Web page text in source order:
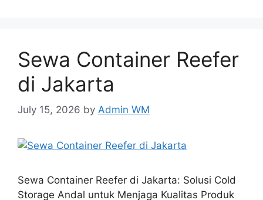
Sewa Container Reefer
di Jakarta
July 15, 2026 by Admin WM
Sewa Container Reefer di Jakarta: Solusi Cold
Storage Andal untuk Menjaga Kualitas Produk